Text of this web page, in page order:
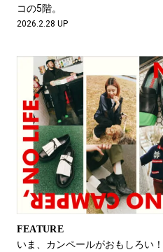
コの5階。
2026.2.28 UP
FEATURE
いま、カンペールがおもしろい